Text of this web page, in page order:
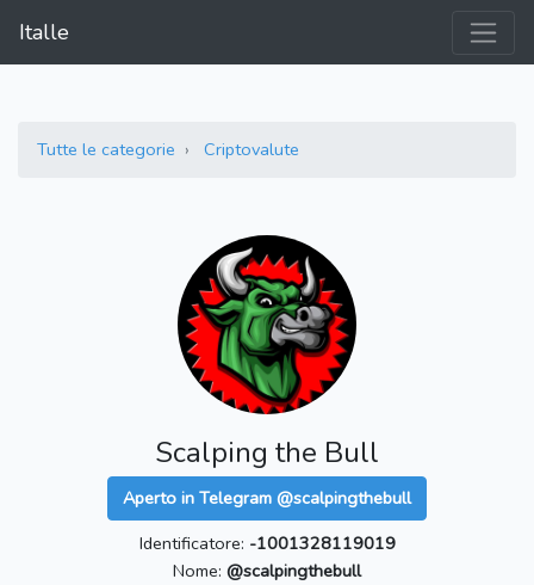
Italle
Tutte le categorie Criptovalute
Scalping the Bull
Aperto in Telegram @scalpingthebull
Identificatore: -1001328119019
Nome: @scalpingthebull